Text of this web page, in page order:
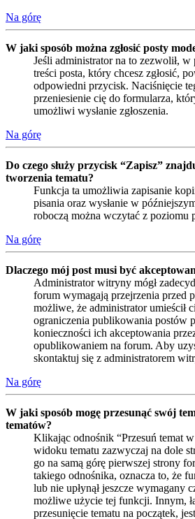
Na górę
W jaki sposób można zgłosić posty
Jeśli administrator na to zezwolił,
treści posta, który chcesz zgłosić,
odpowiedni przycisk. Naciśnięcie
przeniesienie cię do formularza,
umożliwi wysłanie zgłoszenia.
Na górę
Do czego służy przycisk “Zapisz”
tworzenia tematu?
Funkcja ta umożliwia zapisanie
pisania oraz wysłanie w
roboczą można wczytać z poziomu
Na górę
Dlaczego mój post musi być
Administrator witryny mógł
forum wymagają przejrzenia przed
możliwe, że administrator umieścił
ograniczenia publikowania postów
konieczności ich akceptowania
opublikowaniem na forum. Aby
skontaktuj się z administratorem
Na górę
W jaki sposób mogę przesunąć swój
tematów?
Klikając odnośnik “Przesuń temat
widoku tematu zazwyczaj na dole
go na samą górę pierwszej strony
takiego odnośnika, oznacza to, że
lub nie upłynął jeszcze wymagany
możliwe użycie tej funkcji. Innym,
przesunięcie tematu na początek,